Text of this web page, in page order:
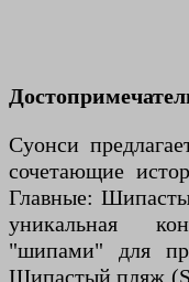
Суонси
сочетающие
Главные:
уникальная
"шипами" для
Шипастый пляж